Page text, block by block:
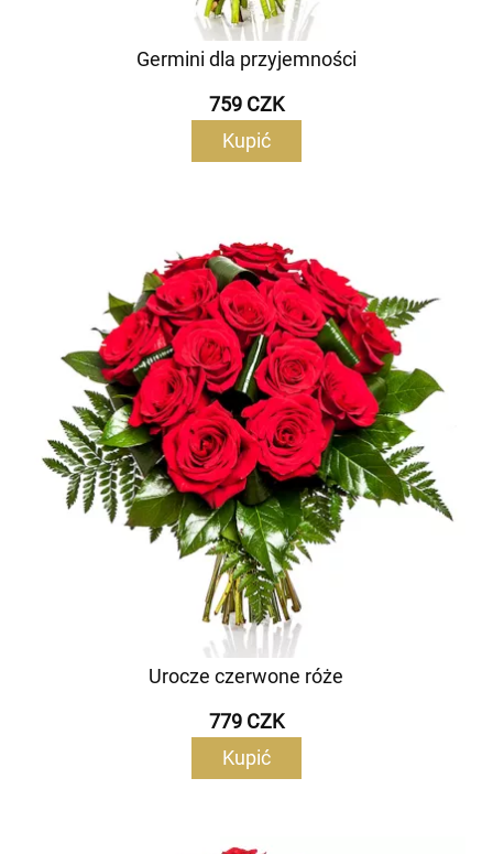
Germini dla przyjemności
759 CZK
Kupić
Urocze czerwone róże
779 CZK
Kupić